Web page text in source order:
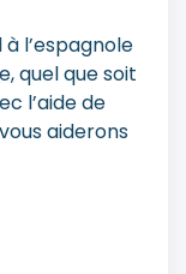
l’espagnole
quel que soit
l’aide de
aiderons